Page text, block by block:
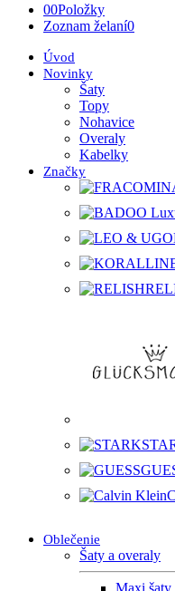
00Položky
Zoznam želaní0
Úvod
Novinky
Šaty
Topy
Nohavice
Overaly
Kabelky
Značky
Oblečenie
Šaty a overaly
Maxi šaty